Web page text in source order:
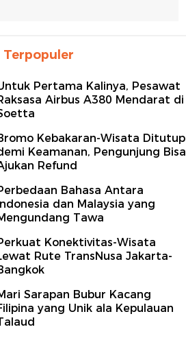
Terpopuler
Pertama Kalinya, Pesawat
Airbus A380 Mendarat di
Kebakaran-Wisata Ditutup
Keamanan, Pengunjung Bisa
Refund
Bahasa Antara
dan Malaysia yang
Tawa
Konektivitas-Wisata
Rute TransNusa Jakarta-
Sarapan Bubur Kacang
yang Unik ala Kepulauan